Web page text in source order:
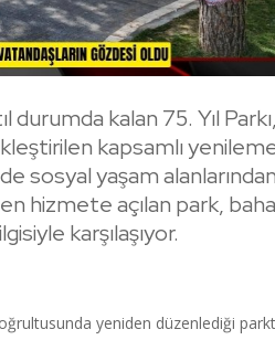
durumda kalan 75. Yıl Parkı,
kapsamlı
sosyal yaşam
hizmete açılan park,
karşılaşıyor.
yeniden düzenlediği